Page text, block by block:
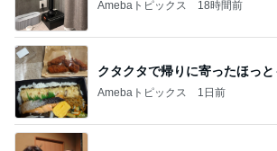
4年ぶりに1人で参戦したお店